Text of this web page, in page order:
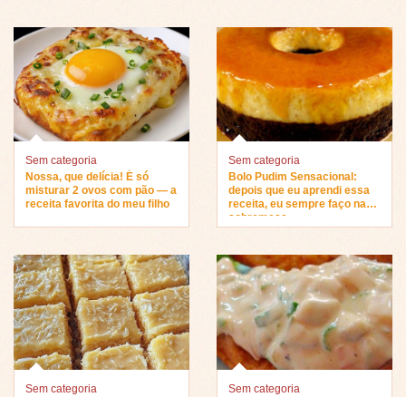
Sem categoria
Nossa, que delícia! É só
misturar 2 ovos com pão — a
receita favorita do meu filho
Sem categoria
Bolo Pudim Sensacional:
depois que eu aprendi essa
receita, eu sempre faço na
sobremesa…
Sem categoria
Sem categoria